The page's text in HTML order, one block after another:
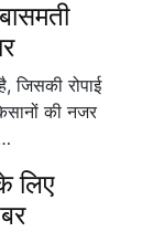
रोपाई
की नजर
लिए